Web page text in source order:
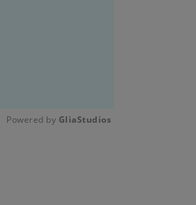
Powered by GliaStudios